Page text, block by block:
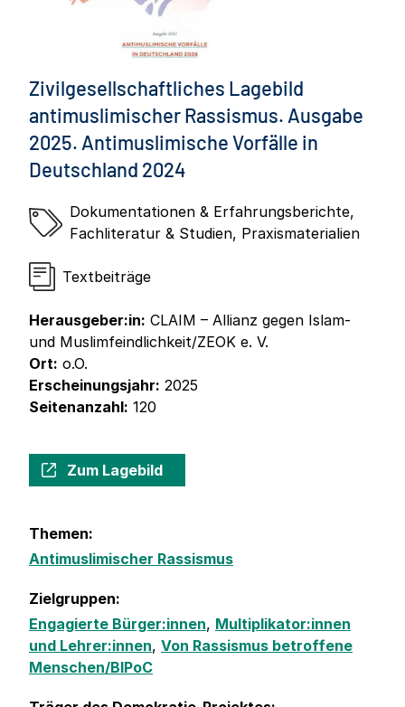
Zivilgesellschaftliches Lagebild
antimuslimischer Rassismus. Ausgabe
2025. Antimuslimische Vorfälle in
Deutschland 2024
Dokumentationen & Erfahrungsberichte,
Fachliteratur & Studien, Praxismaterialien
Textbeiträge
Herausgeber:in: CLAIM – Allianz gegen Islam-
und Muslimfeindlichkeit/ZEOK e. V.
Ort: o.O.
Erscheinungsjahr: 2025
Seitenanzahl: 120
Zum Lagebild
Themen:
Antimuslimischer Rassismus
Zielgruppen:
Engagierte Bürger:innen, Multiplikator:innen
und Lehrer:innen, Von Rassismus betroffene
Menschen/BIPoC